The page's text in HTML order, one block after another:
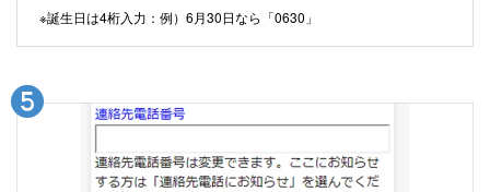
※誕生日は4桁入力：例）6月30日なら「0630」